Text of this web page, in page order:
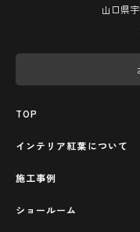
山口県
TOP
インテリア紅葉について
施工事例
ショールーム